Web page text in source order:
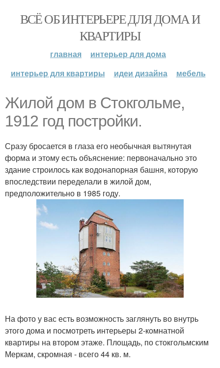
ВСЁ ОБ ИНТЕРЬЕРЕ ДЛЯ ДОМА И
КВАРТИРЫ
главная
интерьер для дома
интерьер для квартиры
идеи дизайна мебель
Жилой дом в Стокгольме,
1912 год постройки.
Сразу бросается в глаза его необычная вытянутая
форма и этому есть объяснение: первоначально это
здание строилось как водонапорная башня, которую
впоследствии переделали в жилой дом,
предположительно в 1985 году.
На фото у вас есть возможность заглянуть во внутрь
этого дома и посмотреть интерьеры 2-комнатной
квартиры на втором этаже. Площадь, по стокгольмским
Меркам, скромная - всего 44 кв. м.